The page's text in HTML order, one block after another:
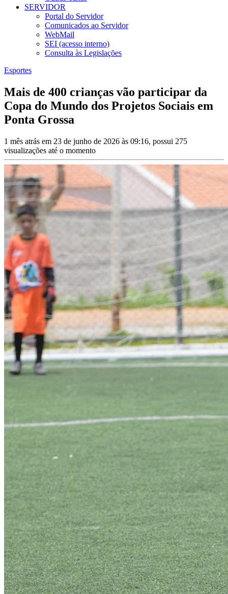
SERVIDOR
Portal do Servidor
Comunicados ao Servidor
WebMail
SEI (acesso interno)
Consulta às Legislações
Esportes
Mais de 400 crianças vão participar da
Copa do Mundo dos Projetos Sociais em
Ponta Grossa
1 mês atrás em 23 de junho de 2026 às 09:16, possui 275
visualizações até o momento